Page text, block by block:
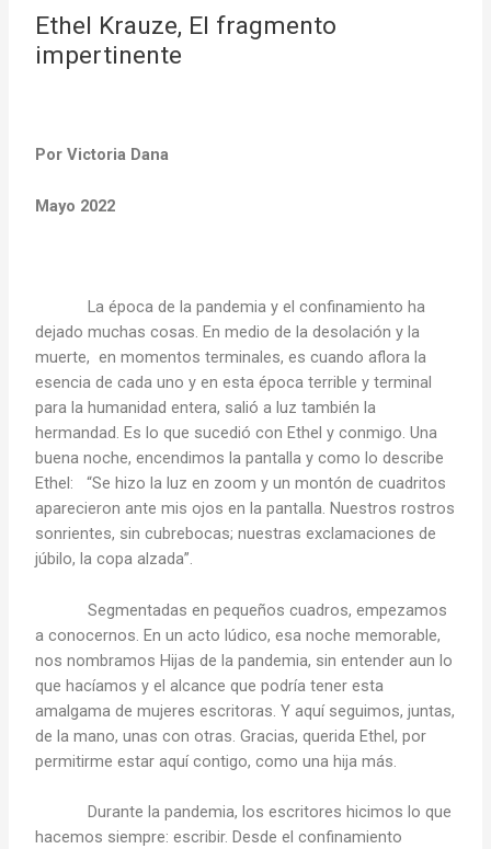
Ethel Krauze, El fragmento
impertinente
Por Victoria Dana
Mayo 2022
La época de la pandemia y el confinamiento ha
dejado muchas cosas. En medio de la desolación y la
muerte, en momentos terminales, es cuando aflora la
esencia de cada uno y en esta época terrible y terminal
para la humanidad entera, salió a luz también la
hermandad. Es lo que sucedió con Ethel y conmigo. Una
buena noche, encendimos la pantalla y como lo describe
Ethel: “Se hizo la luz en zoom y un montón de cuadritos
aparecieron ante mis ojos en la pantalla. Nuestros rostros
sonrientes, sin cubrebocas; nuestras exclamaciones de
júbilo, la copa alzada”.
Segmentadas en pequeños cuadros, empezamos
a conocernos. En un acto lúdico, esa noche memorable,
nos nombramos Hijas de la pandemia, sin entender aun lo
que hacíamos y el alcance que podría tener esta
amalgama de mujeres escritoras. Y aquí seguimos, juntas,
de la mano, unas con otras. Gracias, querida Ethel, por
permitirme estar aquí contigo, como una hija más.
Durante la pandemia, los escritores hicimos lo que
hacemos siempre: escribir. Desde el confinamiento